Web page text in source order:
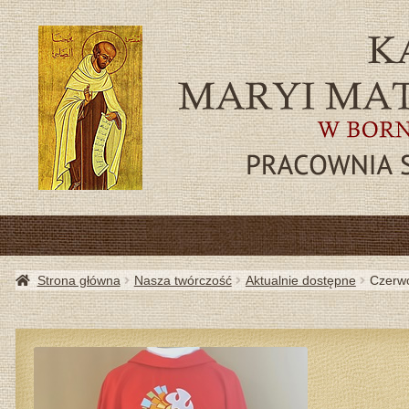
Strona główna Nasza twórczość Aktualnie dostępne